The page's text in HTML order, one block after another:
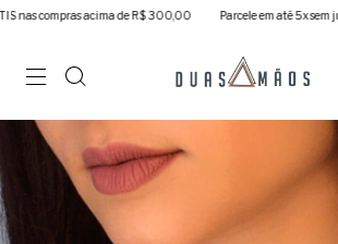
compras acima de R$ 300,00 Parcele em até 5x sem juros